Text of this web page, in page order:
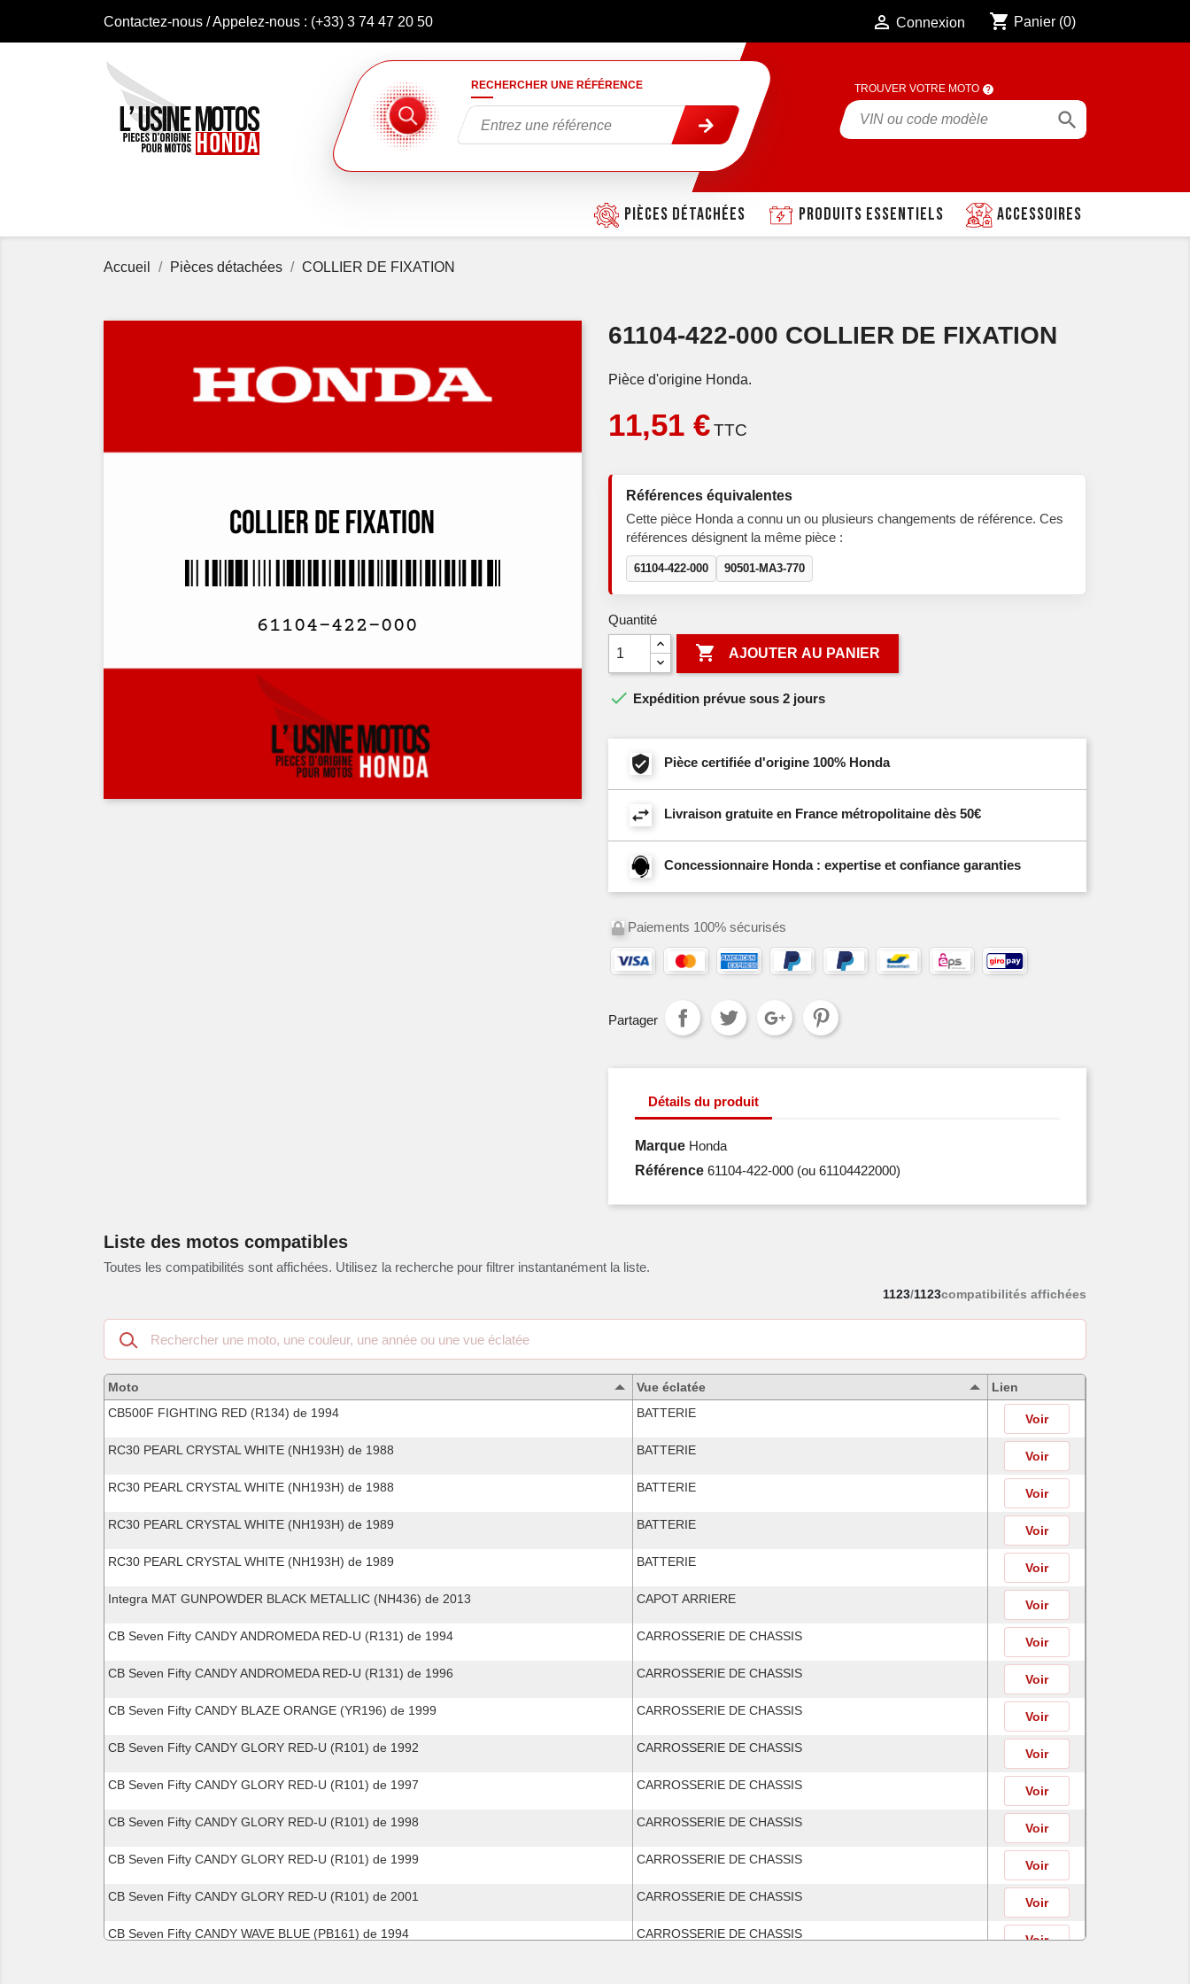
Contactez-nous / Appelez-nous : (+33) 3 74 47 20 50  Connexion shopping_cart Panier (0)
RECHERCHER UNE RÉFÉRENCE TROUVER VOTRE MOTO

Accessoires
Produits essentiels
Pièces détachées
Accueil Pièces détachées COLLIER DE FIXATION
61104-422-000 COLLIER DE FIXATION
Pièce d'origine Honda.
11,51 €TTC
Références équivalentes
Cette pièce Honda a connu un ou plusieurs changements de référence. Ces
références désignent la même pièce :
61104-422-000 90501-MA3-770
Quantité
 AJOUTER AU PANIER
 Expédition prévue sous 2 jours
Pièce certifiée d'origine 100% Honda
Livraison gratuite en France métropolitaine dès 50€
Concessionnaire Honda : expertise et confiance garanties
Paiements 100% sécurisés
Partager
Détails du produit
Marque Honda
Référence 61104-422-000 (ou 61104422000)
Liste des motos compatibles
Toutes les compatibilités sont affichées. Utilisez la recherche pour filtrer instantanément la liste.
1123/1123compatibilités affichées
Recherche
dans
les
motos
compatibles
Moto Vue éclatée
Lien
CB500F FIGHTING RED (R134) de 1994
BATTERIE Voir
RC30 PEARL CRYSTAL WHITE (NH193H) de 1988 BATTERIE Voir
RC30 PEARL CRYSTAL WHITE (NH193H) de 1988 BATTERIE Voir
RC30 PEARL CRYSTAL WHITE (NH193H) de 1989 BATTERIE Voir
RC30 PEARL CRYSTAL WHITE (NH193H) de 1989 BATTERIE Voir
Integra MAT GUNPOWDER BLACK METALLIC (NH436) de 2013 CAPOT ARRIERE Voir
CB Seven Fifty CANDY ANDROMEDA RED-U (R131) de 1994 CARROSSERIE DE CHASSIS Voir
CB Seven Fifty CANDY ANDROMEDA RED-U (R131) de 1996 CARROSSERIE DE CHASSIS Voir
CB Seven Fifty CANDY BLAZE ORANGE (YR196) de 1999 CARROSSERIE DE CHASSIS Voir
CB Seven Fifty CANDY GLORY RED-U (R101) de 1992 CARROSSERIE DE CHASSIS Voir
CB Seven Fifty CANDY GLORY RED-U (R101) de 1997 CARROSSERIE DE CHASSIS Voir
CB Seven Fifty CANDY GLORY RED-U (R101) de 1998 CARROSSERIE DE CHASSIS Voir
CB Seven Fifty CANDY GLORY RED-U (R101) de 1999 CARROSSERIE DE CHASSIS Voir
CB Seven Fifty CANDY GLORY RED-U (R101) de 2001 CARROSSERIE DE CHASSIS Voir
CB Seven Fifty CANDY WAVE BLUE (PB161) de 1994 CARROSSERIE DE CHASSIS Voir